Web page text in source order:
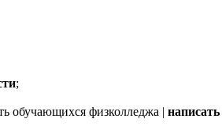
;
обучающихся физколледжа | написать